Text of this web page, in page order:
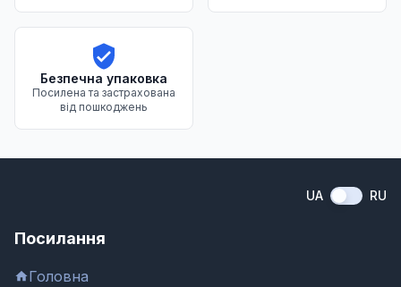
Безпечна упаковка
Посилена та застрахована
від пошкоджень
UA RU
Посилання
Головна